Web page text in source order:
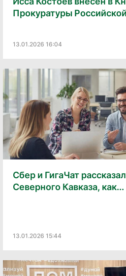
Прокуратуры
13.01.2026 16:04
Сбер и ГигаЧат
Северного Кавказа, как...
13.01.2026 15:44